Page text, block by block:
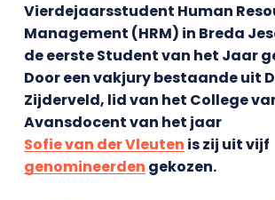
Vierdejaarsstudent Human
Management (HRM) in Breda
de eerste Student van het Jaar
Door een vakjury bestaande uit
Zijderveld, lid van het College
Avansdocent van het jaar
Sofie van der Vleuten is zij uit vijf
genomineerden gekozen.